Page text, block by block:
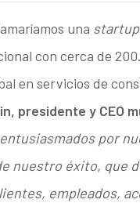
una
con cerca de
en servicios de
presidente y CEO
por
nuestro éxito, que
empleados,